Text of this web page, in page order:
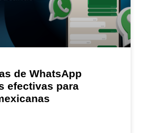
de WhatsApp
efectivas para